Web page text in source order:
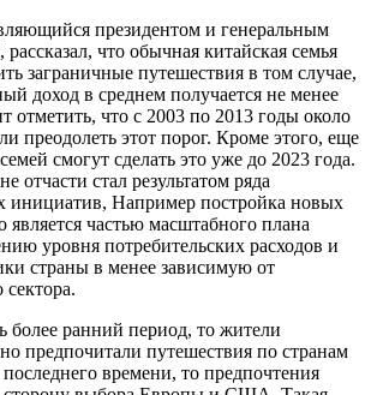
президентом и генеральным
что обычная китайская семья
заграничные путешествия в том случае,
доход в среднем получается не менее
отметить, что с 2003 по 2013 годы около
преодолеть этот порог. Кроме этого, еще
смогут сделать это уже до 2023 года.
отчасти стал результатом ряда
инициатив, Например постройка новых
является частью масштабного плана
уровня потребительских расходов и
страны в менее зависимую от
сектора.
более ранний период, то жители
предпочитали путешествия по странам
времени, то предпочтения